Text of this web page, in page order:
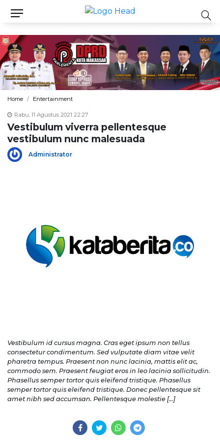
Home Entertainment
Rabu, 11 Agustus 2021 22:27
Vestibulum viverra pellentesque
vestibulum nunc malesuada
Administrator
Vestibulum id cursus magna. Cras eget ipsum non tellus
consectetur condimentum. Sed vulputate diam vitae velit
pharetra tempus. Praesent non nunc lacinia, mattis elit ac,
commodo sem. Praesent feugiat eros in leo lacinia sollicitudin.
Phasellus semper tortor quis eleifend tristique. Phasellus
semper tortor quis eleifend tristique. Donec pellentesque sit
amet nibh sed accumsan. Pellentesque molestie […]